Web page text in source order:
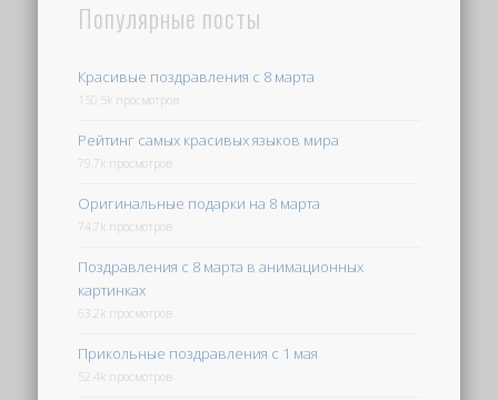
Популярные посты
Красивые поздравления с 8 марта
150.5k просмотров
Рейтинг самых красивых языков мира
79.7k просмотров
Оригинальные подарки на 8 марта
74.7k просмотров
Поздравления с 8 марта в анимационных
картинках
63.2k просмотров
Прикольные поздравления с 1 мая
52.4k просмотров